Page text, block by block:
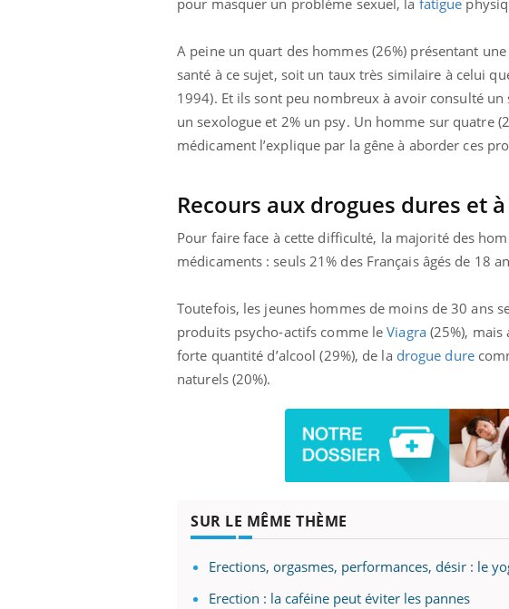
A peine un quart des hommes (26%) présentant
santé à ce sujet, soit un taux très similaire à celui
1994). Et ils sont peu nombreux à avoir consulté
un sexologue et 2% un psy. Un homme sur quatre
médicament l’explique par la gêne à aborder ces
Recours aux drogues dures et
Pour faire face à cette difficulté, la majorité des
médicaments : seuls 21% des Français âgés de 18
Toutefois, les jeunes hommes de moins de 30 ans
produits psycho-actifs comme leViagra(25%), mais
forte quantité d’alcool (29%), de la drogue dure
naturels (20%).
SUR LE MÊME THÈME
Erections, orgasmes, performances, désir : le
Erection : la caféine peut éviter les pannes